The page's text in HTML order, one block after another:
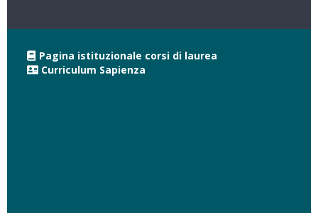
Pagina istituzionale corsi di laurea
Curriculum Sapienza